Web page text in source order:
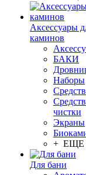
Аксессуары
каминов
БАКИ
Наборы
чистки
Экраны
+ ЕЩЕ
Для бани